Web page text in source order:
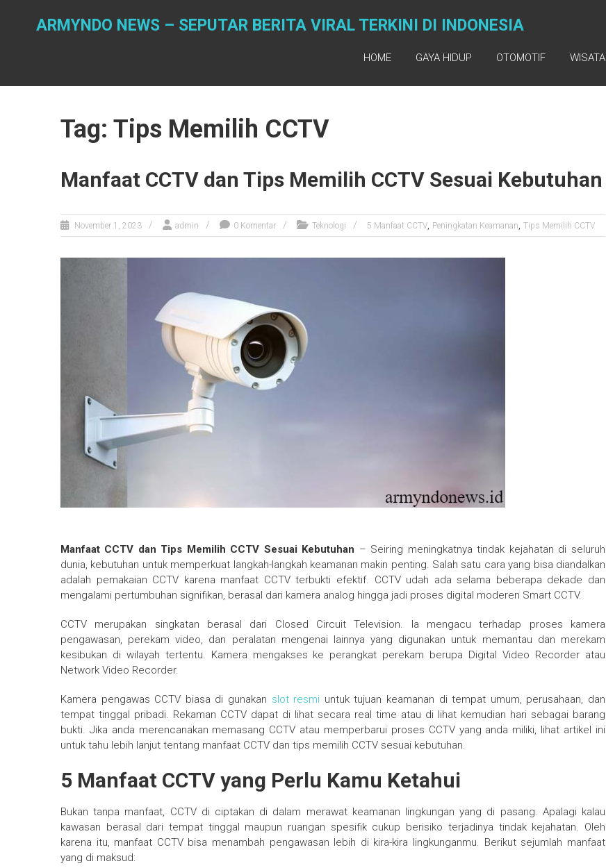
ARMYNDO NEWS – SEPUTAR BERITA VIRAL TERKINI DI INDONESIA
HOME GAYA HIDUP OTOMOTIF WISATA
Tag: Tips Memilih CCTV
Manfaat CCTV dan Tips Memilih CCTV Sesuai Kebutuhan
November 1, 2023 admin 0 Komentar Teknologi 5 Manfaat CCTV, Peningkatan Keamanan, Tips Memilih CCTV
Manfaat CCTV dan Tips Memilih CCTV Sesuai Kebutuhan – Seiring meningkatnya tindak kejahatan di seluruh
dunia, kebutuhan untuk memperkuat langkah-langkah keamanan makin penting. Salah satu cara yang bisa diandalkan
adalah pemakaian CCTV karena manfaat CCTV terbukti efektif. CCTV udah ada selama beberapa dekade dan
mengalami pertumbuhan signifikan, berasal dari kamera analog hingga jadi proses digital moderen Smart CCTV.
CCTV merupakan singkatan berasal dari Closed Circuit Television. Ia mengacu terhadap proses kamera
pengawasan, perekam video, dan peralatan mengenai lainnya yang digunakan untuk memantau dan merekam
kesibukan di wilayah tertentu. Kamera mengakses ke perangkat perekam berupa Digital Video Recorder atau
Network Video Recorder.
Kamera pengawas CCTV biasa di gunakan slot resmi untuk tujuan keamanan di tempat umum, perusahaan, dan
tempat tinggal pribadi. Rekaman CCTV dapat di lihat secara real time atau di lihat kemudian hari sebagai barang
bukti. Jika anda merencanakan memasang CCTV atau memperbarui proses CCTV yang anda miliki, lihat artikel ini
untuk tahu lebih lanjut tentang manfaat CCTV dan tips memilih CCTV sesuai kebutuhan.
5 Manfaat CCTV yang Perlu Kamu Ketahui
Bukan tanpa manfaat, CCTV di ciptakan di dalam merawat keamanan lingkungan yang di pasang. Apalagi kalau
kawasan berasal dari tempat tinggal maupun ruangan spesifik cukup berisiko terjadinya tindak kejahatan. Oleh
karena itu, manfaat CCTV bisa menambah pengawasan lebih di kira-kira lingkunganmu. Berikut sejumlah manfaat
yang di maksud: